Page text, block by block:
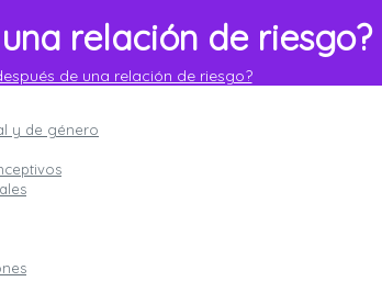
relación de riesgo?
de una relación de riesgo?
y de género